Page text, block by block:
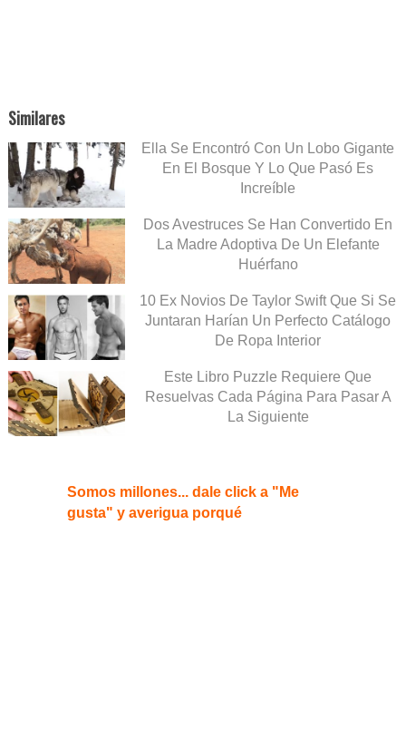
Similares
Ella Se Encontró Con Un Lobo Gigante
En El Bosque Y Lo Que Pasó Es
Increíble
Dos Avestruces Se Han Convertido En
La Madre Adoptiva De Un Elefante
Huérfano
10 Ex Novios De Taylor Swift Que Si Se
Juntaran Harían Un Perfecto Catálogo
De Ropa Interior
Este Libro Puzzle Requiere Que
Resuelvas Cada Página Para Pasar A
La Siguiente
Somos millones... dale click a "Me
gusta" y averigua porqué